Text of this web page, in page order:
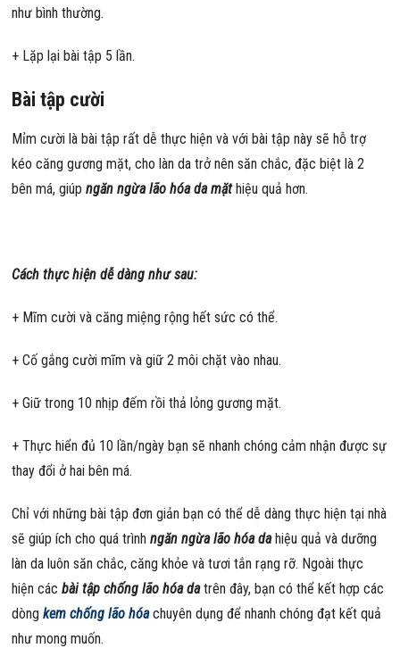
như bình thường.
+ Lặp lại bài tập 5 lần.
Bài tập cười
Mỉm cười là bài tập rất dễ thực hiện và với bài tập này sẽ hỗ trợ
kéo căng gương mặt, cho làn da trở nên săn chắc, đặc biệt là 2
bên má, giúpngăn ngừa lão hóa da mặthiệu quả hơn.
Cách thực hiện dễ dàng như sau:
+ Mĩm cười và căng miệng rộng hết sức có thể.
+ Cố gắng cười mĩm và giữ 2 môi chặt vào nhau.
+ Giữ trong 10 nhịp đếm rồi thả lỏng gương mặt.
+ Thực hiển đủ 10 lần/ngày bạn sẽ nhanh chóng cảm nhận được sự
thay đổi ở hai bên má.
Chỉ với những bài tập đơn giản bạn có thể dễ dàng thực hiện tại nhà
sẽ giúp ích cho quá trìnhngăn ngừa lão hóa dahiệu quả và dưỡng
làn da luôn săn chắc, căng khỏe và tươi tắn rạng rỡ. Ngoài thực
hiện cácbài tập chống lão hóa datrên đây, bạn có thể kết hợp các
dòngkem chống lão hóachuyên dụng để nhanh chóng đạt kết quả
như mong muốn.